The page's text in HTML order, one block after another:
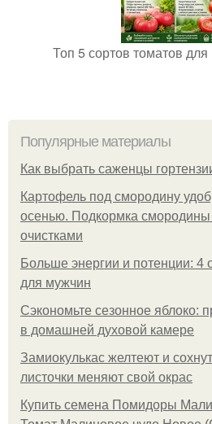
Топ 5 сортов томатов
Популярные материалы
Как выбрать саженцы
Картофель под смородину
осенью. Подкормка
очистками
Больше энергии и потенции: 4
для мужчин
Сэкономьте сезонное яблоко:
в домашней духовой камере
Замиокулькас желтеют и
листочки меняют свой окрас
Купить семена Помидоры